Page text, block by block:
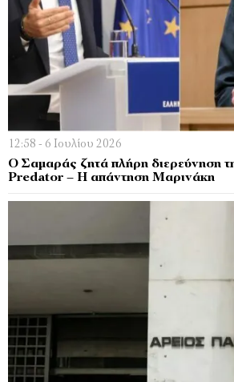
12:58 - 6 Ιουλίου 2026
Ο Σαμαράς ζητά πλήρη διερεύνηση
Predator – Η απάντηση Μαρινάκη